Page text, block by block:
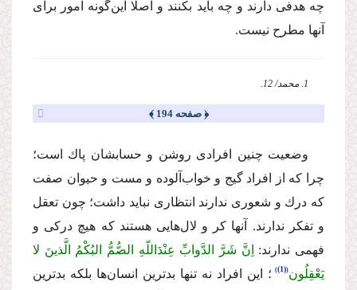
چه هدفى دارند و چه باید بكنند و اصلا این‌گونه امور براى
آنها مطرح نیست.
1. محمد/ 12.
﴿ صفحه 194 ﴾
وضعیت چنین افرادى روشن و حسابشان پاك است؛
چرا كه از افراد گیج و خواب‌آلوده و مست و حیوان صفت
كه درك و شعورى ندارند انتظارى نباید داشت؛ چون تعقل
و تفكر ندارند. آنها كر و لال‌هایى هستند كه هیچ دركى و
فهمى ندارند:
اِنَّ شَرَّ الدَّوابِّ عِنْدَاللّهِ الصُّمُّ البُكْمُ الَّذینَ لا
یَعْقِلُون (1)
؛ این افراد نه تنها بدترین انسان‌ها بلكه بدترین